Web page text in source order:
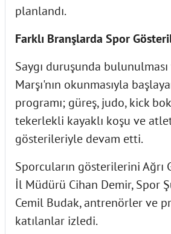
planlandı.
Farklı Branşlarda Spor
Saygı duruşunda
Marşı'nın okunmasıyla
programı; güreş, judo, kick
tekerlekli kayaklı koşu ve
gösterileriyle devam etti.
Sporcuların gösterilerini Ağrı
İl Müdürü Cihan Demir, Spor
Cemil Budak, antrenörler ve
katılanlar izledi.